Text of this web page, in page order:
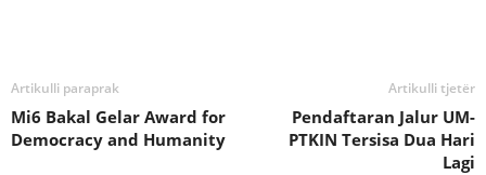
Artikulli paraprak
Mi6 Bakal Gelar Award for
Democracy and Humanity
Artikulli tjetër
Pendaftaran Jalur UM-
PTKIN Tersisa Dua Hari
Lagi